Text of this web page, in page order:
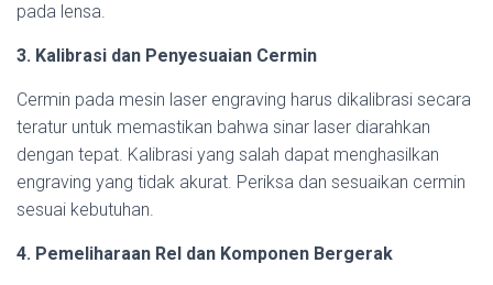
pada lensa.
3. Kalibrasi dan Penyesuaian Cermin
Cermin pada mesin laser engraving harus dikalibrasi secara
teratur untuk memastikan bahwa sinar laser diarahkan
dengan tepat. Kalibrasi yang salah dapat menghasilkan
engraving yang tidak akurat. Periksa dan sesuaikan cermin
sesuai kebutuhan.
4. Pemeliharaan Rel dan Komponen Bergerak